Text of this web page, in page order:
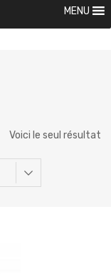
MENU
Voici le seul résultat